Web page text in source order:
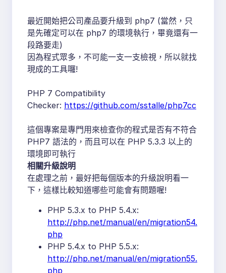
最近開始把公司產品要升級到 php7 (當然，只
是先確定可以在 php7 的環境執行，畢竟還有一
段路要走)
因為程式眾多，不可能一支一支檢視，所以就找
現成的工具囉!
PHP 7 Compatibility
Checker: https://github.com/sstalle/php7cc
這個專案是專門用來檢查你的程式是否有不符合
PHP7 語法的，而且可以在 PHP 5.3.3 以上的
環境即可執行
相關升級說明
在處理之前，最好把每個版本的升級說明看一
下，這樣比較知道哪些可能會有問題喔!
PHP 5.3.x to PHP 5.4.x:
http://php.net/manual/en/migration54.
php
PHP 5.4.x to PHP 5.5.x:
http://php.net/manual/en/migration55.
php